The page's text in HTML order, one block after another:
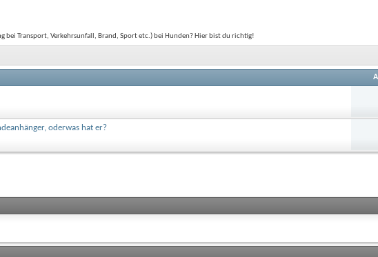
bei Transport, Verkehrsunfall, Brand, Sport etc.) bei Hunden? Hier bist du richtig!
oderwas hat er?